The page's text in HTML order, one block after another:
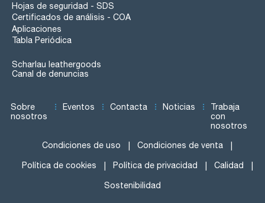
Hojas de seguridad - SDS
Certificados de análisis - COA
Aplicaciones
Tabla Periódica
Scharlau leathergoods
Canal de denuncias
Sobre
nosotros
Eventos Contacta Noticias
Trabaja
con
nosotros
Condiciones de uso Condiciones de venta
Política de cookies Política de privacidad Calidad
Sostenibilidad